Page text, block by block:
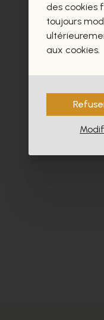
des cookies
toujours
aux cookies.